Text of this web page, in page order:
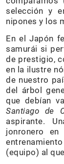
selección y
nipones y los
En el Japón
samurái si
de prestigio,
en la ilustre
de nuestro
del árbol
que debían
Santiago de
aspirante.
jonronero
(equipo) al